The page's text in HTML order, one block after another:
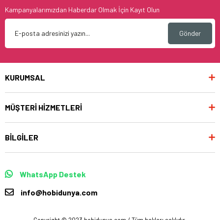
Kampanyalarımızdan Haberdar Olmak İçin Kayıt Olun
Gönder
KURUMSAL
MÜŞTERİ HİZMETLERİ
BİLGİLER
WhatsApp Destek
info@hobidunya.com